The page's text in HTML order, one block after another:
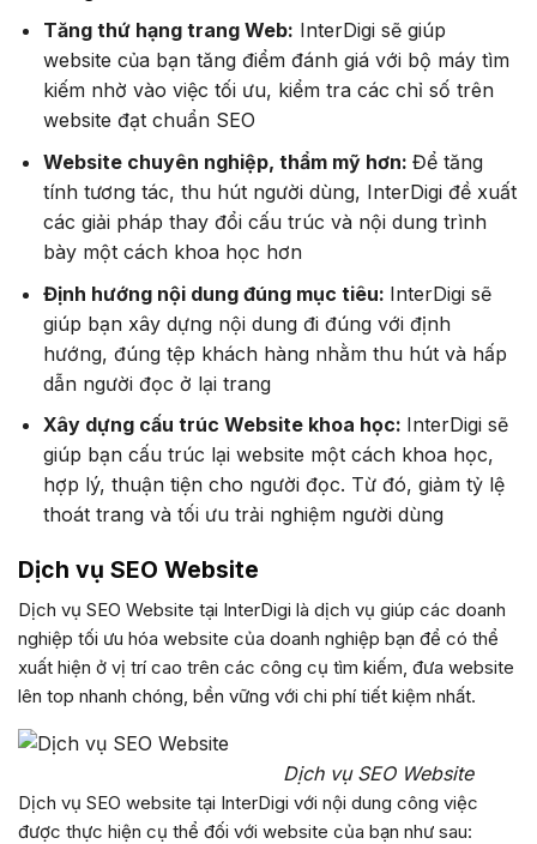
Tăng thứ hạng trang Web: InterDigi sẽ giúp
website của bạn tăng điểm đánh giá với bộ máy tìm
kiếm nhờ vào việc tối ưu, kiểm tra các chỉ số trên
website đạt chuẩn SEO
Website chuyên nghiệp, thẩm mỹ hơn: Để tăng
tính tương tác, thu hút người dùng, InterDigi đề xuất
các giải pháp thay đổi cấu trúc và nội dung trình
bày một cách khoa học hơn
Định hướng nội dung đúng mục tiêu: InterDigi sẽ
giúp bạn xây dựng nội dung đi đúng với định
hướng, đúng tệp khách hàng nhằm thu hút và hấp
dẫn người đọc ở lại trang
Xây dựng cấu trúc Website khoa học: InterDigi sẽ
giúp bạn cấu trúc lại website một cách khoa học,
hợp lý, thuận tiện cho người đọc. Từ đó, giảm tỷ lệ
thoát trang và tối ưu trải nghiệm người dùng
Dịch vụ SEO Website
Dịch vụ SEO Website tại InterDigi là dịch vụ giúp các doanh
nghiệp tối ưu hóa website của doanh nghiệp bạn để có thể
xuất hiện ở vị trí cao trên các công cụ tìm kiếm, đưa website
lên top nhanh chóng, bền vững với chi phí tiết kiệm nhất.
Dịch vụ SEO Website
Dịch vụ SEO website tại InterDigi với nội dung công việc
được thực hiện cụ thể đối với website của bạn như sau: